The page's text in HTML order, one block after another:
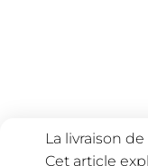
La livraison
Cet article